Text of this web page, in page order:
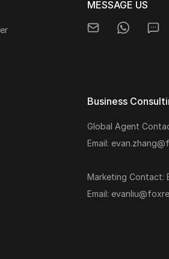
MESSAGE US
Business
Global Agent
Email:
Marketing Contact:
Email: